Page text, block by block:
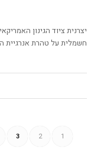
חשמלית על טהרת אנרגיית
1
2
3